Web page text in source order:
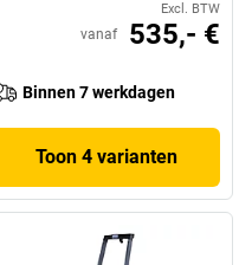
Excl. BTW
vanaf 535,- €
Binnen 7 werkdagen
Toon 4 varianten